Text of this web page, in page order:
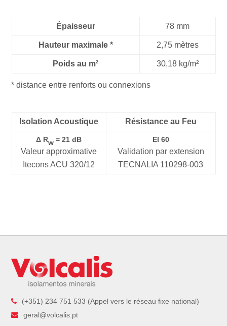
Épaisseur 78 mm
Hauteur maximale * 2,75 mètres
Poids au m² 30,18 kg/m²
* distance entre renforts ou connexions
Isolation Acoustique Résistance au Feu
Δ Rw = 21 dB
Valeur approximative
Itecons ACU 320/12
EI 60
Validation par extension
TECNALIA 110298-003
(+351) 234 751 533 (Appel vers le réseau fixe national)
geral@volcalis.pt